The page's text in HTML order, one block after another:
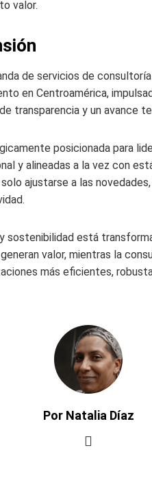
valor.
de servicios de
en Centroamérica,
transparencia y un avance
posicionada para
y alineadas a la vez con
ajustarse a las
sostenibilidad está
valor, mientras la
más eficientes,
Por Natalia Díaz